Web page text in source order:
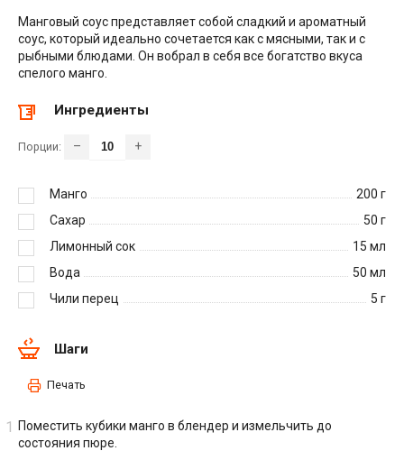
Манговый соус представляет собой сладкий и ароматный
соус, который идеально сочетается как с мясными, так и с
рыбными блюдами. Он вобрал в себя все богатство вкуса
спелого манго.
Ингредиенты
Порции: – +
Манго 200 г
Сахар
50 г
Лимонный сок
15 мл
Вода
50 мл
Чили перец
5 г
Шаги
Печать
Поместить кубики манго в блендер и измельчить до
состояния пюре.